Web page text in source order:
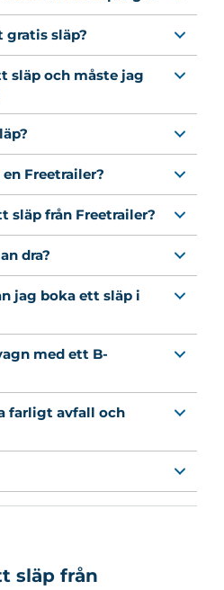
gratis släp?
släp och måste jag
Freetrailer?
släp från Freetrailer?
dra?
jag boka ett släp i
med ett B-
farligt avfall och
släp från